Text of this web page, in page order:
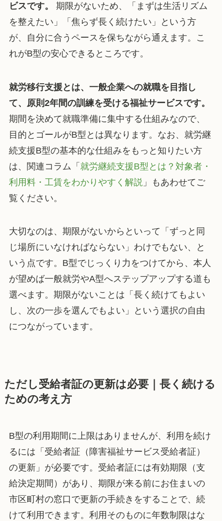
ビスです。
期限がないため、「まずは生活リズム
を整えたい」「焦らず長く続けたい」という方
が、自分に合うペースを保ちながら通えます。こ
れがB型の安心できるところです。
就労移行支援とは、一般企業への就職を目指し
て、原則2年間の訓練を受ける福祉サービスです。
期間を決めて就職準備に集中する仕組みなので、
目的とゴールがB型とは異なります。なお、就労継
続支援B型の基本的な仕組みをもっと知りたい方
は、関連コラム「 就労継続支援B型とは？対象者・
利用料・工賃をわかりやすく解説 」もあわせてご
覧ください。
大切なのは、期限がないからといって「ずっと同
じ場所にいなければならない」わけでもない、と
いう点です。B型でじっくり力をつけてから、本人
が望めば一般就労やA型へステップアップする道も
選べます。期限がないことは「長く続けてもよい
し、次の一歩を選んでもよい」という選択の自由
につながっています。
ただし受給者証の更新は必要｜長く続ける
ための考え方
B型の利用期間に上限はありませんが、利用を続け
るには「受給者証（障害福祉サービス受給者証）
の更新」が必要です。受給者証には有効期限（支
給決定期間）があり、期限が来る前にお住まいの
市区町村の窓口で更新の手続きをすることで、続
けて利用できます。利用そのものに年数制限はな